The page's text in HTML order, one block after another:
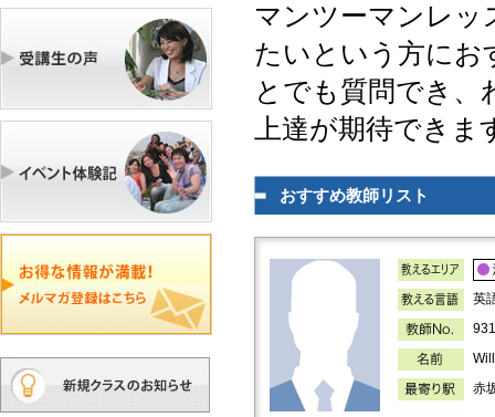
マンツーマンレッ
たいという方にお
とでも質問でき
上達が期待できま
おすすめ教師リスト
英
赤